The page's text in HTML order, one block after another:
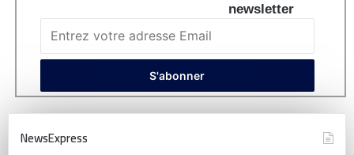
newsletter
NewsExpress